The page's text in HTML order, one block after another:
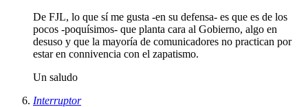
De FJL, lo que sí me gusta -en su defensa- es que es de los
pocos -poquísimos- que planta cara al Gobierno, algo en
desuso y que la mayoría de comunicadores no practican por
estar en connivencia con el zapatismo.
Un saludo
Interruptor